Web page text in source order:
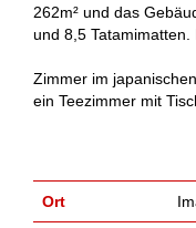
262m² und das
und 8,5 Tatamimatten.
Zimmer im
ein Teezimmer mit
Ort